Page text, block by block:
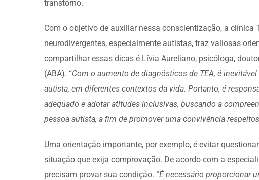
transtorno.
Com o objetivo de auxiliar nessa conscientização, a clínica
neurodivergentes, especialmente autistas, traz valiosas
compartilhar essas dicas é Lívia Aureliano, psicóloga,
(ABA). “Com o aumento de diagnósticos de TEA, é
autista, em diferentes contextos da vida. Portanto, é
adequado e adotar atitudes inclusivas, buscando a
pessoa autista, a fim de promover uma convivência
Uma orientação importante, por exemplo, é evitar
situação que exija comprovação. De acordo com a
precisam provar sua condição. “É necessário proporcionar